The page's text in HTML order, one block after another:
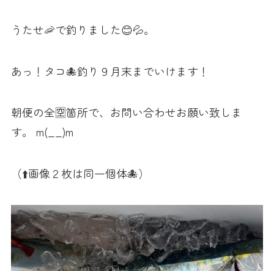
うたせ🦐で釣りました😊💦。
あっ！タコ🐙釣り９月末までいけます！
朝便の全🈳箇所で、お問い合わせお願い致しま
す。 m(__)m
（⬆️画像２枚は同一個体🐙）